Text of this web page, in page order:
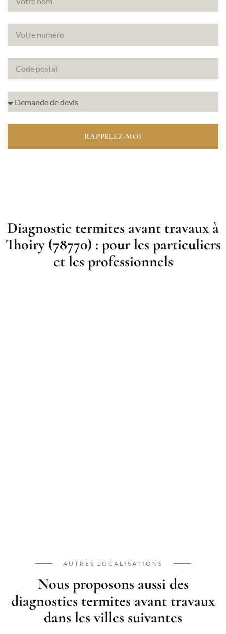
RAPPELEZ-MOI
Diagnostic termites avant travaux à
Thoiry (78770) : pour les particuliers
et les professionnels
AUTRES LOCALISATIONS
Nous proposons aussi des
diagnostics termites avant travaux
dans les villes suivantes